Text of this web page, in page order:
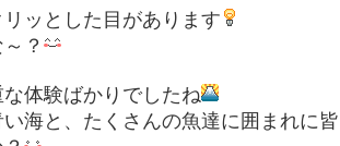
ッとした目があります
？
体験ばかりでしたね
海と、たくさんの魚達に囲まれに